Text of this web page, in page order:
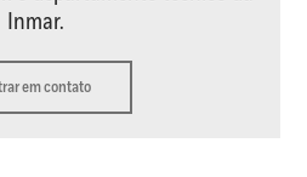
Inmar.
em contato